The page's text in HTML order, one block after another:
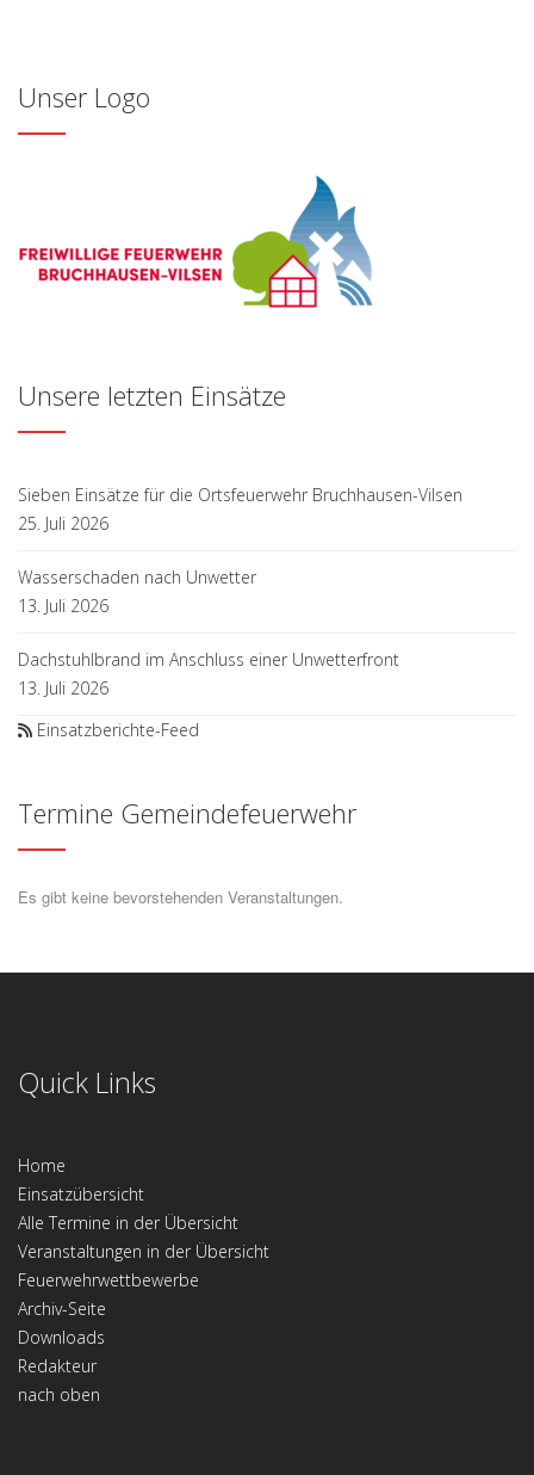
Unser Logo
Unsere letzten Einsätze
Sieben Einsätze für die Ortsfeuerwehr Bruchhausen-Vilsen
25. Juli 2026
Wasserschaden nach Unwetter
13. Juli 2026
Dachstuhlbrand im Anschluss einer Unwetterfront
13. Juli 2026
Einsatzberichte-Feed
Termine Gemeindefeuerwehr
Es gibt keine bevorstehenden Veranstaltungen.
Quick Links
Home
Einsatzübersicht
Alle Termine in der Übersicht
Veranstaltungen in der Übersicht
Feuerwehrwettbewerbe
Archiv-Seite
Downloads
Redakteur
nach oben